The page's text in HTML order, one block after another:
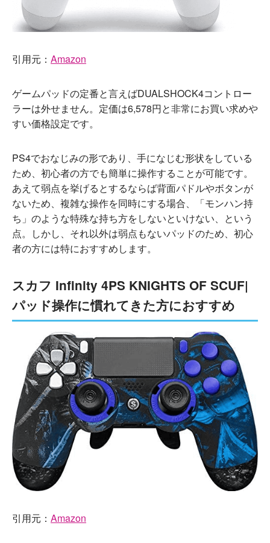
引用元： Amazon
ゲームパッドの定番と言えばDUALSHOCK4コントロー
ラーは外せません。定価は6,578円と非常にお買い求めや
すい価格設定です。
PS4でおなじみの形であり、手になじむ形状をしている
ため、初心者の方でも簡単に操作することが可能です。
あえて弱点を挙げるとするならば背面パドルやボタンが
ないため、複雑な操作を同時にする場合、「モンハン持
ち」のような特殊な持ち方をしないといけない、という
点。しかし、それ以外は弱点もないパッドのため、初心
者の方には特におすすめします。
スカフ Infinity 4PS KNIGHTS OF SCUF|
パッド操作に慣れてきた方におすすめ
引用元： Amazon